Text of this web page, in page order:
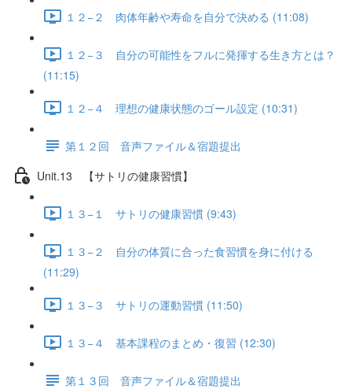
１２−２ 肉体年齢や寿命を自分で決める (11:08)
１２−３ 自分の可能性をフルに発揮する生き方とは？
(11:15)
１２−４ 理想の健康状態のゴール設定 (10:31)
第１２回 音声ファイル＆宿題提出
Unit.13 【サトリの健康習慣】
１３−１ サトリの健康習慣 (9:43)
１３−２ 自分の体質に合った食習慣を身に付ける
(11:29)
１３−３ サトリの運動習慣 (11:50)
１３−４ 基本課程のまとめ・復習 (12:30)
第１３回 音声ファイル＆宿題提出